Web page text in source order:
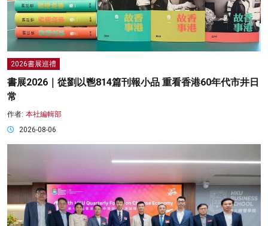
2026書展巡禮
書展2026｜從劉以鬯814篇刊報小品 重看香港60年代市井日
常
作者: 本社編輯部
2026-08-06